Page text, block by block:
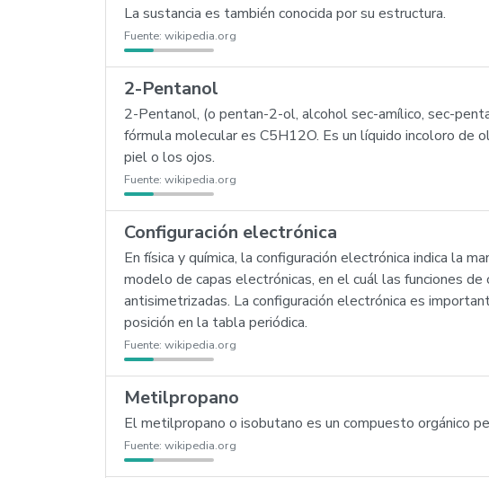
La sustancia es también conocida por su estructura.
Fuente: wikipedia.org
2-Pentanol
2-Pentanol, (o pentan-2-ol, alcohol sec-amílico, sec-
fórmula molecular es C5H12O. Es un líquido incoloro de
piel o los ojos.
Fuente: wikipedia.org
Configuración electrónica
En física y química, la configuración electrónica indica la
modelo de capas electrónicas, en el cuál las funciones
antisimetrizadas. La configuración electrónica es
posición en la tabla periódica.
Fuente: wikipedia.org
Metilpropano
El metilpropano o isobutano es un compuesto orgánico
Fuente: wikipedia.org